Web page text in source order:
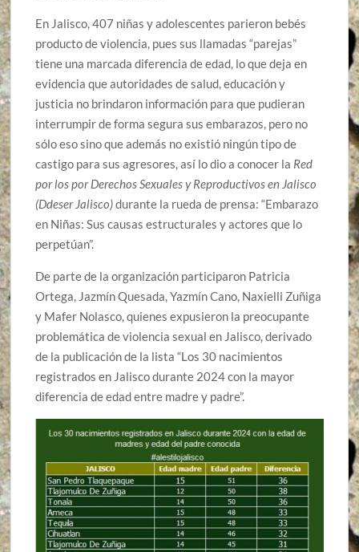
En Jalisco, 407 niñas y adolescentes parieron bebés
producto de violencia, pues sus llamadas “parejas”
tiene una marcada diferencia de edad, lo que deja en
evidencia que autoridades de salud, educación y
justicia no brindaron información para que pudieran
interrumpir de forma segura sus embarazos, pero no
sólo eso sino que además no existió ningún tipo de
castigo para sus agresores, así lo dio a conocer la Red
por los por Derechos Sexuales y Reproductivos en Jalisco
(Ddeser Jalisco)durante la rueda de prensa: “Embarazo
en Niñas: Sus causas estructurales y actores que lo
perpetúan”.
De parte de la organización participaron Patricia
Ortega, Jazmín Quesada, Yazmín Cano, Naxielli Zuñiga
y Mafer Nolasco, quienes expusieron la preocupante
problemática de violencia sexual en Jalisco, derivado
de la publicación de la lista “Los 30 nacimientos
registrados en Jalisco durante 2024 con la mayor
diferencia de edad entre madre y padre”.